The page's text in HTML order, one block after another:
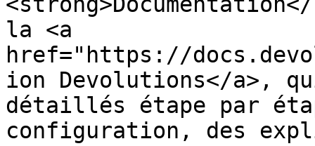
la <a
href="https://
ion Devolutions</a>,
détaillés étape par
configuration, des